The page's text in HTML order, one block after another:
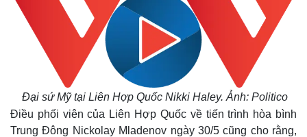
Đại sứ Mỹ tại Liên Hợp Quốc Nikki Haley. Ảnh: Politico
Điều phối viên của Liên Hợp Quốc về tiến trình hòa bình
Trung Đông Nickolay Mladenov ngày 30/5 cũng cho rằng,